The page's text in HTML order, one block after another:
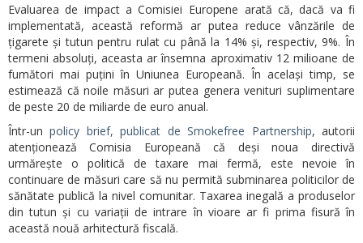
Evaluarea de impact a Comisiei Europene arată că, dacă va fi
implementată, această reformă ar putea reduce vânzările de
țigarete și tutun pentru rulat cu până la 14% și, respectiv, 9%. În
termeni absoluți, aceasta ar însemna aproximativ 12 milioane de
fumători mai puțini în Uniunea Europeană. În același timp, se
estimează că noile măsuri ar putea genera venituri suplimentare
de peste 20 de miliarde de euro anual.
Într-unpolicy brief, publicat de Smokefree Partnership, autorii
atenționează Comisia Europeană că deși noua directivă
urmărește o politică de taxare mai fermă, este nevoie în
continuare de măsuri care să nu permită subminarea politicilor de
sănătate publică la nivel comunitar. Taxarea inegală a produselor
din tutun și cu variații de intrare în vioare ar fi prima fisură în
această nouă arhitectură fiscală.